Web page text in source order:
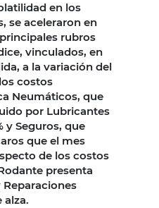
en los
se aceleraron en
rubros
vinculados, en
a la variación del
costos
Neumáticos, que
por Lubricantes
y Seguros, que
que el mes
de los costos
presenta
Reparaciones
alza.